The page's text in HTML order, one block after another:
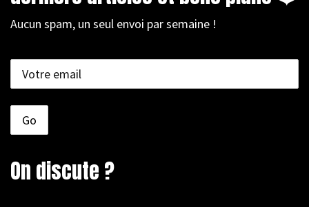
Aucun spam, un seul envoi par semaine !
On discute ?